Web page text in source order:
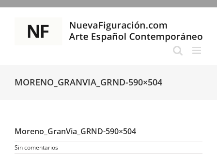
Saltar
contenido
MORENO_GRANVIA_GRND-590×504
Moreno_GranVia_GRND-590×504
Sin comentarios